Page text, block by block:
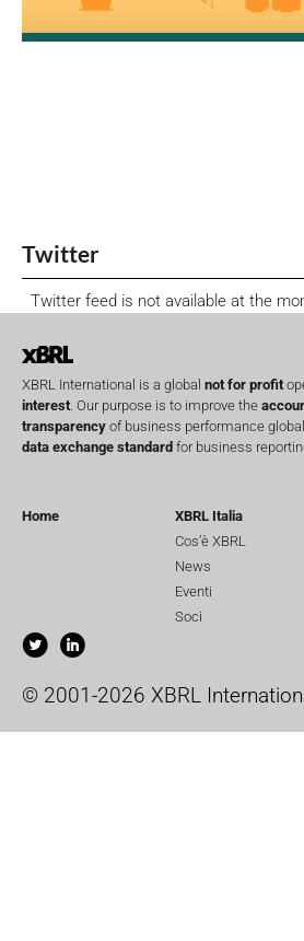
Twitter
Twitter feed is not available at the
XBRL International is a global not for profit
interest. Our purpose is to improve the
transparency of business performance
data exchange standard for business
Home
XBRL Italia
Cos’è XBRL
News
Eventi
Soci
© 2001-2026 XBRL